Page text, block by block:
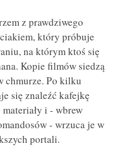
z prawdziwego
który próbuje
na którym ktoś się
Kopie filmów siedzą
chmurze. Po kilku
się znaleźć kafejkę
i - wbrew
- wrzuca je w
portali.